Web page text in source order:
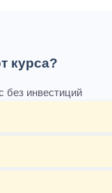
курса?
без инвестиций